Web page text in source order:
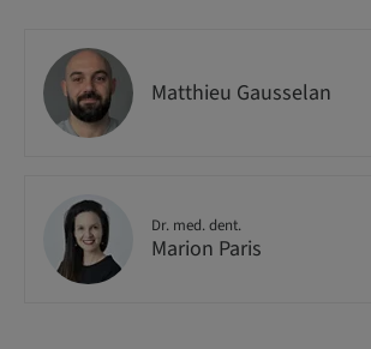
Matthieu Gausselan
Dr. med. dent.
Marion Paris